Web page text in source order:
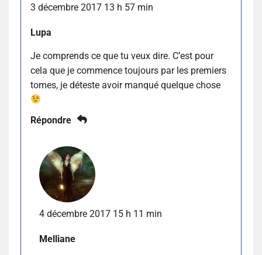
3 décembre 2017 13 h 57 min
Lupa
Je comprends ce que tu veux dire. C’est pour
cela que je commence toujours par les premiers
tomes, je déteste avoir manqué quelque chose
Répondre
4 décembre 2017 15 h 11 min
Melliane